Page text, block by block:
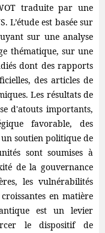
traduite par une
L’étude est basée sur
sur une analyse
thématique, sur une
dont des rapports
des articles de
Les résultats de
d'atouts importants,
favorable, des
soutien politique de
sont soumises à
de la gouvernance
les vulnérabilités
en matière
est un levier
le dispositif de